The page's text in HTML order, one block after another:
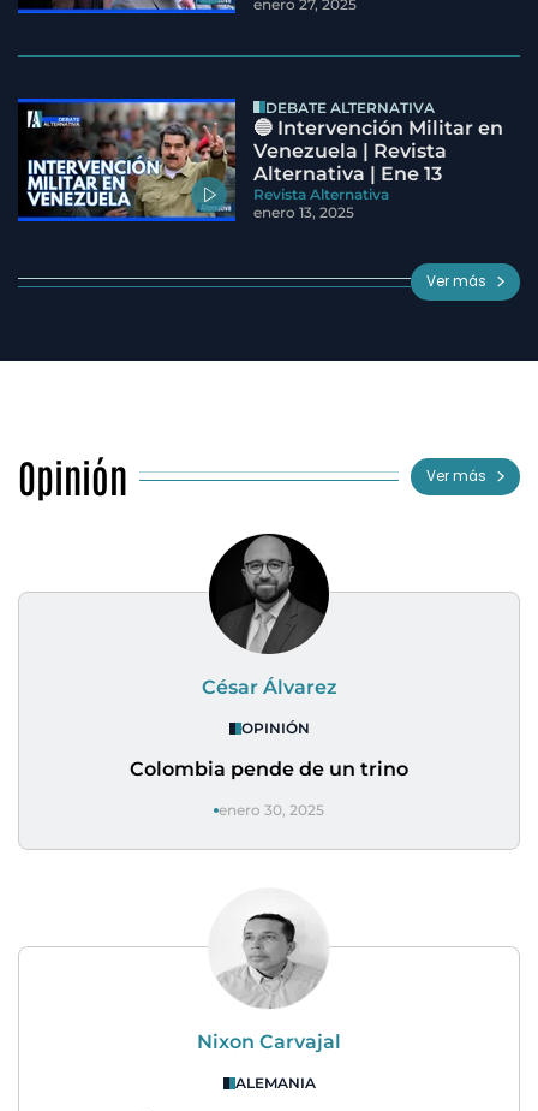
enero 27, 2025
DEBATE ALTERNATIVA
🔵 Intervención Militar en
Venezuela | Revista
Alternativa | Ene 13
Revista Alternativa
enero 13, 2025
Ver más
Opinión Ver más
César Álvarez
OPINIÓN
Colombia pende de un trino
enero 30, 2025
Nixon Carvajal
ALEMANIA